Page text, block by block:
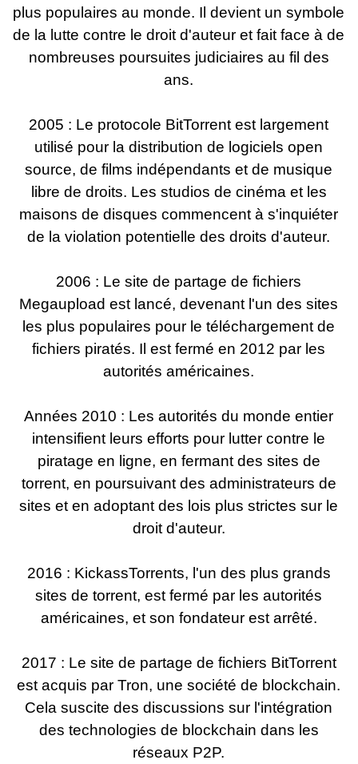
plus populaires au monde. Il devient un symbole
de la lutte contre le droit d'auteur et fait face à de
nombreuses poursuites judiciaires au fil des
ans.
2005 : Le protocole BitTorrent est largement
utilisé pour la distribution de logiciels open
source, de films indépendants et de musique
libre de droits. Les studios de cinéma et les
maisons de disques commencent à s'inquiéter
de la violation potentielle des droits d'auteur.
2006 : Le site de partage de fichiers
Megaupload est lancé, devenant l'un des sites
les plus populaires pour le téléchargement de
fichiers piratés. Il est fermé en 2012 par les
autorités américaines.
Années 2010 : Les autorités du monde entier
intensifient leurs efforts pour lutter contre le
piratage en ligne, en fermant des sites de
torrent, en poursuivant des administrateurs de
sites et en adoptant des lois plus strictes sur le
droit d'auteur.
2016 : KickassTorrents, l'un des plus grands
sites de torrent, est fermé par les autorités
américaines, et son fondateur est arrêté.
2017 : Le site de partage de fichiers BitTorrent
est acquis par Tron, une société de blockchain.
Cela suscite des discussions sur l'intégration
des technologies de blockchain dans les
réseaux P2P.